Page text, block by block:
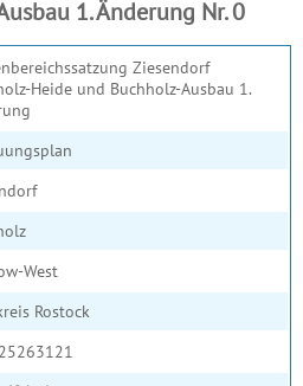
1. Änderung Nr. 0
Ziesendorf
Heide und Buchholz-Ausbau 1.
West
Rostock